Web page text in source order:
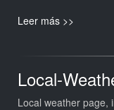
Leer más >>
Local-
Local weather page,